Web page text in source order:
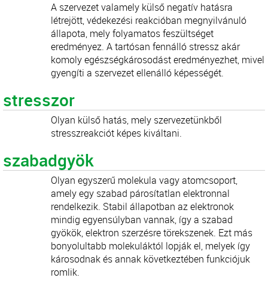
A szervezet valamely külső negatív hatásra
létrejött, védekezési reakcióban megnyilvánuló
állapota, mely folyamatos feszültséget
eredményez. A tartósan fennálló stressz akár
komoly egészségkárosodást eredményezhet, mivel
gyengíti a szervezet ellenálló képességét.
stresszor
Olyan külső hatás, mely szervezetünkből
stresszreakciót képes kiváltani.
szabadgyök
Olyan egyszerű molekula vagy atomcsoport,
amely egy szabad párosítatlan elektronnal
rendelkezik. Stabil állapotban az elektronok
mindig egyensúlyban vannak, így a szabad
gyökök, elektron szerzésre törekszenek. Ezt más
bonyolultabb molekuláktól lopják el, melyek így
károsodnak és annak következtében funkciójuk
romlik.